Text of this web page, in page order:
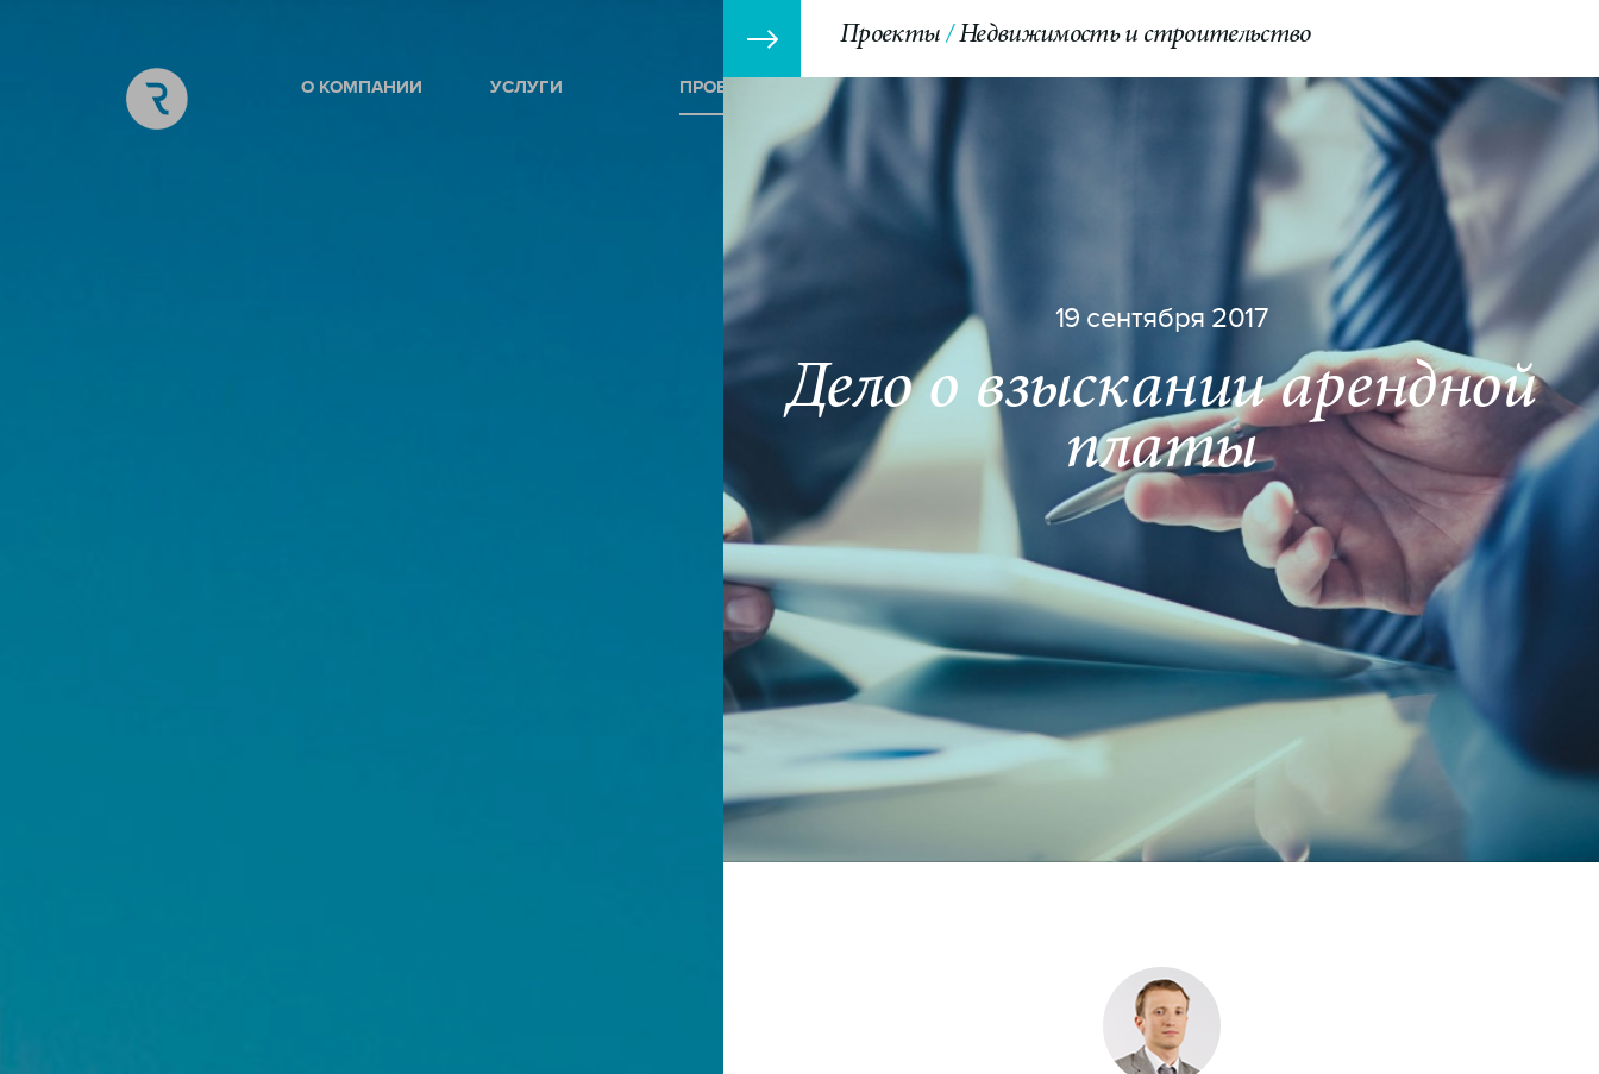
О КОМПАНИИ УСЛУГИ ПРОЕКТЫ Switch to English
Проекты Недвижимость и строительство
19 сентября 2017
Дело о взыскании арендной
платы